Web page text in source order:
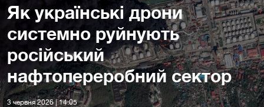
Як українські дрони
системно руйнують
російський
нафтопереробний сектор
3 червня 2026 | 14:05